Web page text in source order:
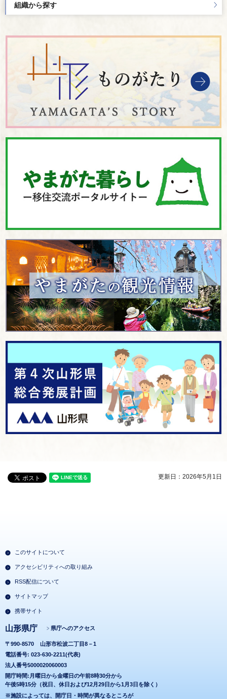
組織から探す
更新日：2026年5月1日
このサイトについて
アクセシビリティへの取り組み
RSS配信について
サイトマップ
携帯サイト
山形県庁 県庁へのアクセス
〒990-8570
山形市松波二丁目8－1
電話番号: 023-630-2211(代表)
法人番号5000020060003
開庁時間:月曜日から金曜日の午前8時30分から
午後5時15分（祝日、休日および12月29日から1月3日を除く）
※施設によっては、開庁日・時間が異なるところが